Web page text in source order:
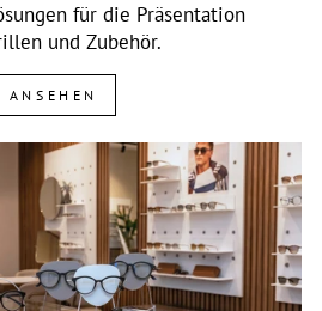
für die Präsentation
und Zubehör.
ANSEHEN